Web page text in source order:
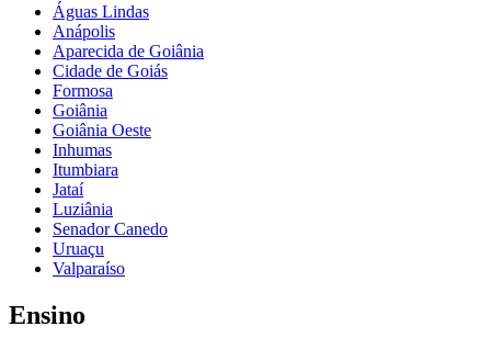
Águas Lindas
Anápolis
Aparecida de Goiânia
Cidade de Goiás
Formosa
Goiânia
Goiânia Oeste
Inhumas
Itumbiara
Jataí
Luziânia
Senador Canedo
Uruaçu
Valparaíso
Ensino